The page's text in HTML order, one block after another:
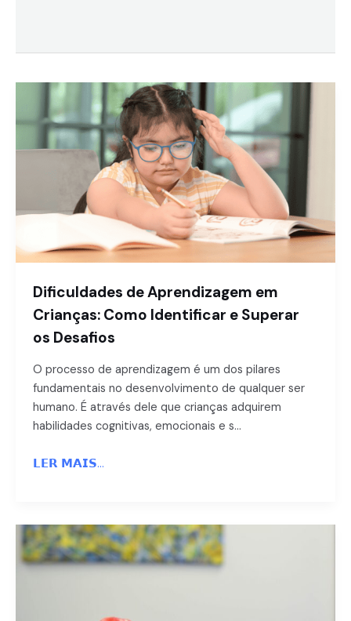
Dificuldades de Aprendizagem em
Crianças: Como Identificar e Superar
os Desafios
O processo de aprendizagem é um dos pilares
fundamentais no desenvolvimento de qualquer ser
humano. É através dele que crianças adquirem
habilidades cognitivas, emocionais e s…
𝗟𝗘𝗥 𝗠𝗔𝗜𝗦...